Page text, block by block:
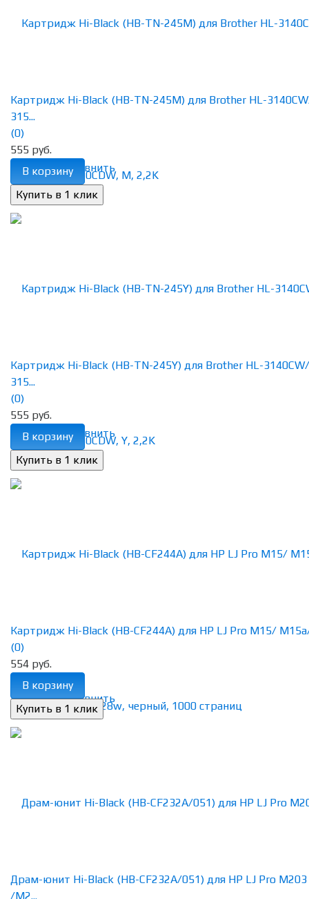
избранное сравнить
Картридж Hi-Black (HB-TN-245M) для Brother HL-
315...
(0)
555 руб.
В корзину
избранное сравнить
Картридж Hi-Black (HB-TN-245Y) для Brother HL-3140CW/
315...
(0)
555 руб.
В корзину
избранное сравнить
Картридж Hi-Black (HB-CF244A) для HP LJ Pro M15/
(0)
554 руб.
В корзину
Драм-юнит Hi-Black (HB-CF232A/051) для HP LJ Pro M203
/M2...